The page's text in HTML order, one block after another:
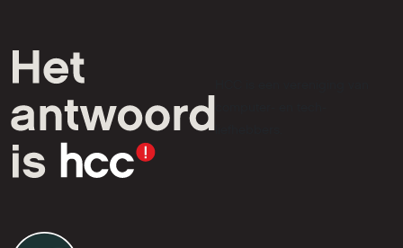
liefhebbers.